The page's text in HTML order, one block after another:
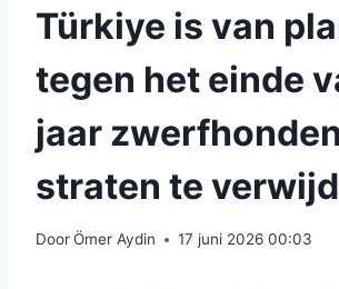
Türkiye is van
tegen het einde
jaar
straten te
DoorÖmer Aydin 17 juni 2026 00:03